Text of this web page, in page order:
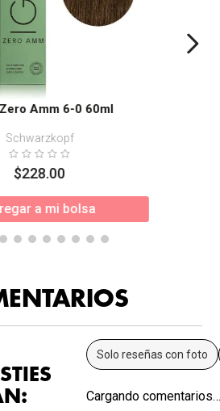
Amm 6-0 60ml
Schwarzkopf
$228.00
a mi bolsa
Solo reseñas con foto
Cargando